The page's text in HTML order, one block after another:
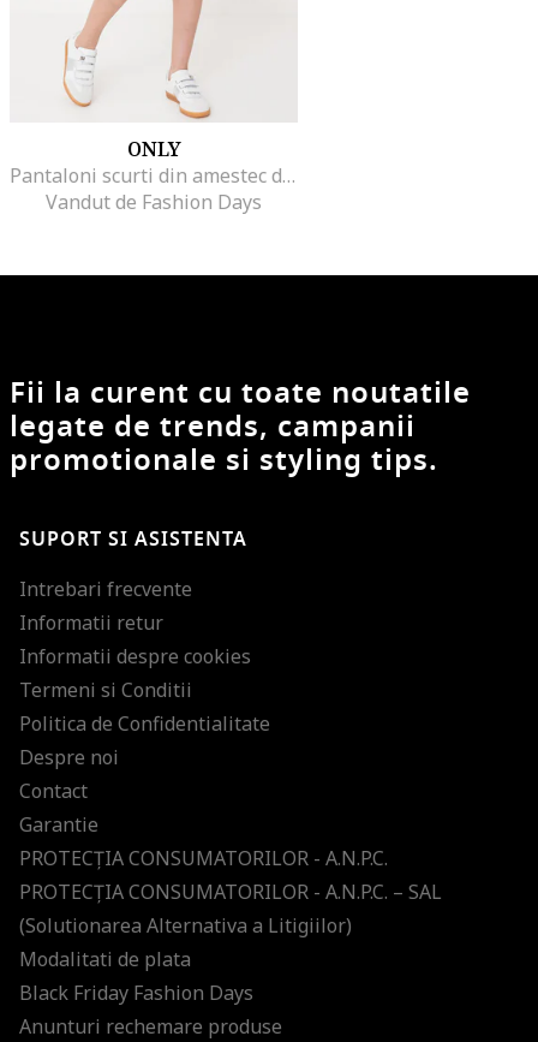
ONLY
Pantaloni scurti din amestec de in cu o curea in talie
Vandut de Fashion Days
Fii la curent cu toate noutatile
legate de trends, campanii
promotionale si styling tips.
SUPORT SI ASISTENTA
Intrebari frecvente
Informatii retur
Informatii despre cookies
Termeni si Conditii
Politica de Confidentialitate
Despre noi
Contact
Garantie
PROTECŢIA CONSUMATORILOR - A.N.P.C.
PROTECŢIA CONSUMATORILOR - A.N.P.C. – SAL
(Solutionarea Alternativa a Litigiilor)
Modalitati de plata
Black Friday Fashion Days
Anunturi rechemare produse